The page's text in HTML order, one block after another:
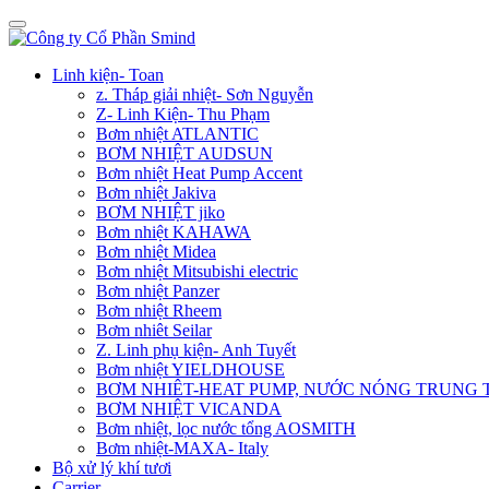
Linh kiện- Toan
z. Tháp giải nhiệt- Sơn Nguyễn
Z- Linh Kiện- Thu Phạm
Bơm nhiệt ATLANTIC
BƠM NHIỆT AUDSUN
Bơm nhiệt Heat Pump Accent
Bơm nhiệt Jakiva
BƠM NHIỆT jiko
Bơm nhiệt KAHAWA
Bơm nhiệt Midea
Bơm nhiệt Mitsubishi electric
Bơm nhiệt Panzer
Bơm nhiệt Rheem
Bơm nhiêt Seilar
Z. Linh phụ kiện- Anh Tuyết
Bơm nhiệt YIELDHOUSE
BƠM NHIÊT-HEAT PUMP, NƯỚC NÓNG TRUNG
BƠM NHIỆT VICANDA
Bơm nhiệt, lọc nước tổng AOSMITH
Bơm nhiệt-MAXA- Italy
Bộ xử lý khí tươi